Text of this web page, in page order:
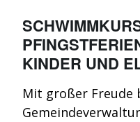
KINDER UND
Mit großer Freude